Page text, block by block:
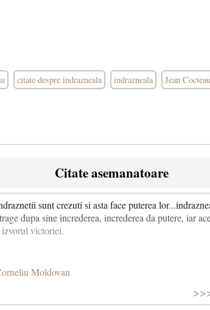
citate despre indrazneala indrazneala Jean Cocteau
Citate asemanatoare
sunt crezuti si asta face puterea
dupa sine increderea, increderea da putere, iar
izvorul victoriei.
Moldovan